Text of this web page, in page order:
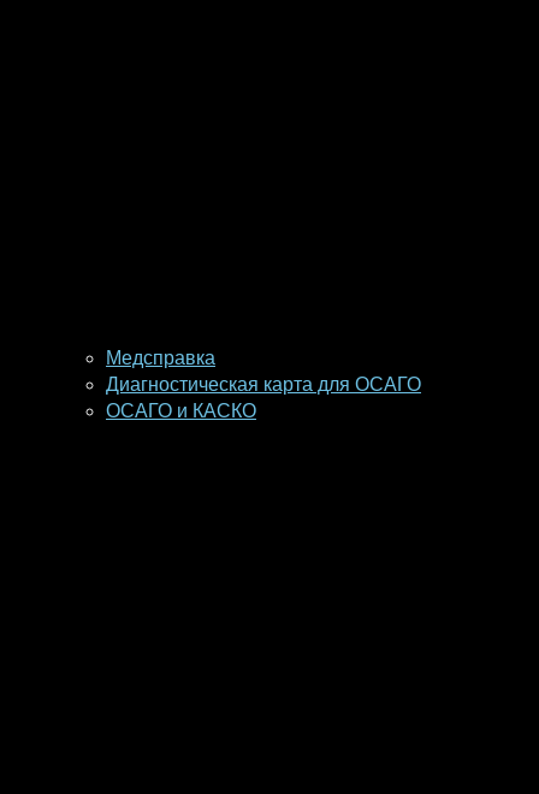
Медсправка
Диагностическая карта для ОСАГО
ОСАГО и КАСКО